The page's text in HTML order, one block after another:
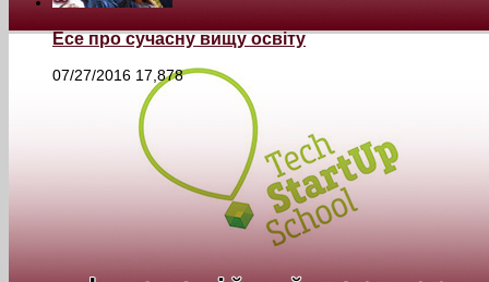
Есе про сучасну вищу освіту
07/27/2016 17,878